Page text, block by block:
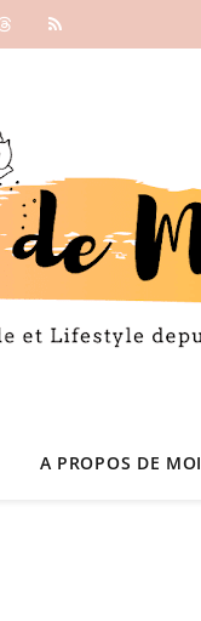
ThreadsRSS
A PROPOS DE MOI